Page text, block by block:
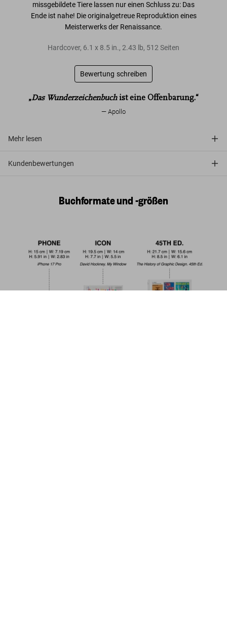
missgebildete Tiere lassen nur einen Schluss zu: Das
Ende ist nahe! Dieoriginalgetreue Reproduktion eines
Meisterwerks der Renaissance.
Hardcover, 6.1 x 8.5 in., 2.43 lb, 512Seiten
Bewertung schreiben
„Das Wunderzeichenbuchist eine Offenbarung.“
Apollo
Mehr lesen
Kundenbewertungen
Buchformate und -größen